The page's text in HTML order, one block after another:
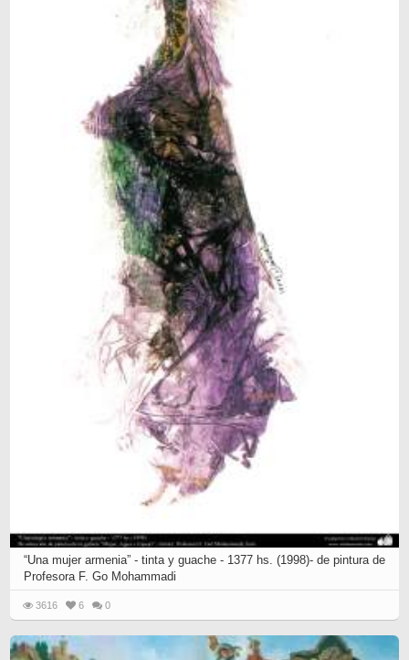
“Una mujer armenia” - tinta y guache - 1377 hs. (1998)- de pintura de
Profesora F. Go Mohammadi
3616 6 0